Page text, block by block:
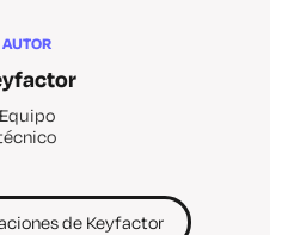
AUTOR
Equipo
de Keyfactor